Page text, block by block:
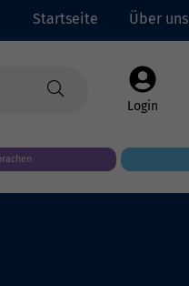
Startseite Über uns
Login